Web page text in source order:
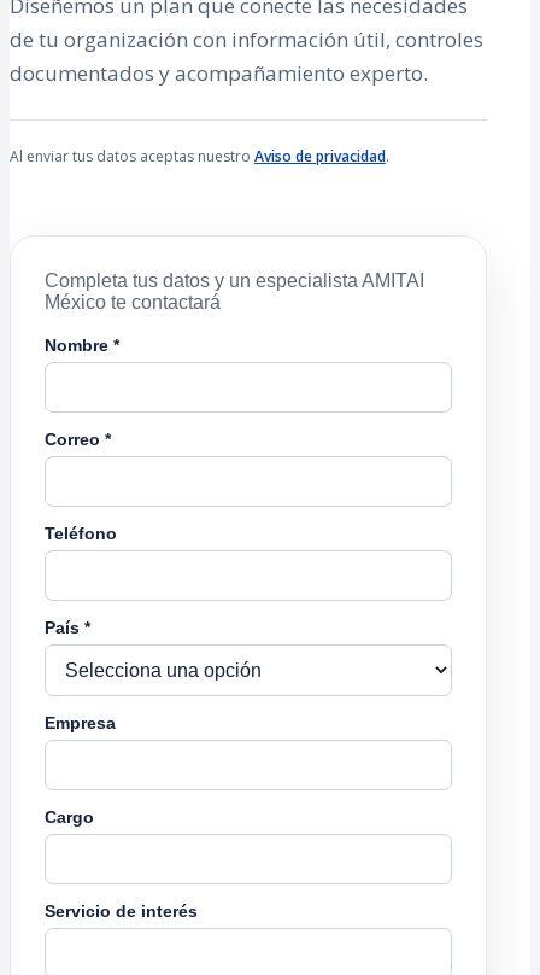
de tu organización con información útil, controles
documentados y acompañamiento experto.
Al enviar tus datos aceptas nuestro Aviso de privacidad.